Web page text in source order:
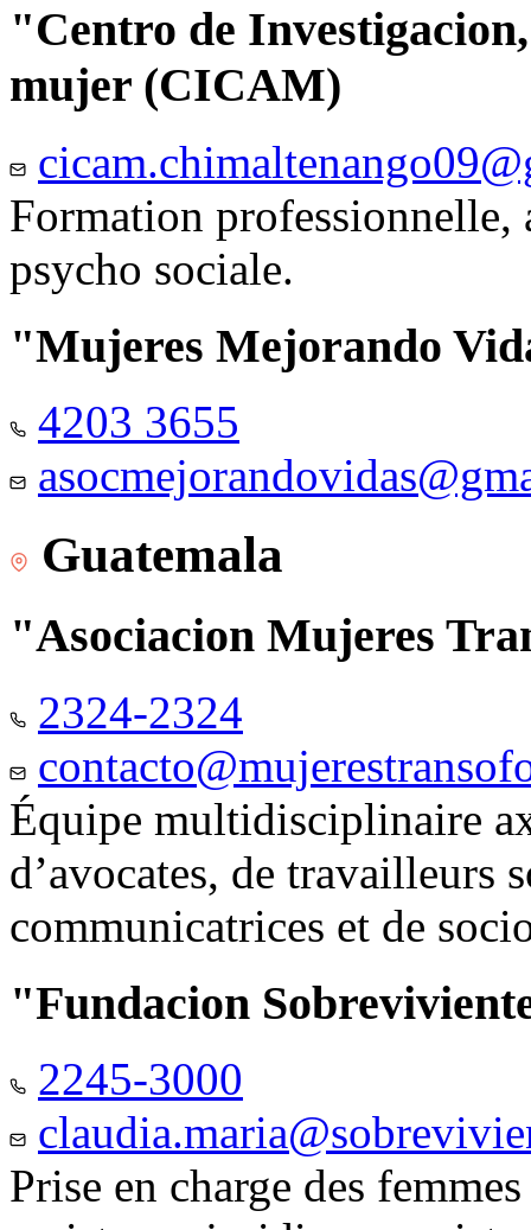
"Centro de
mujer (CICAM)
Formation professionnelle,
psycho sociale.
"Mujeres Mejorando
4203 3655
Guatemala
"Asociacion Mujeres
2324-2324
Équipe multidisciplinaire
d’avocates, de travailleurs
communicatrices et de
"Fundacion
2245-3000
Prise en charge des